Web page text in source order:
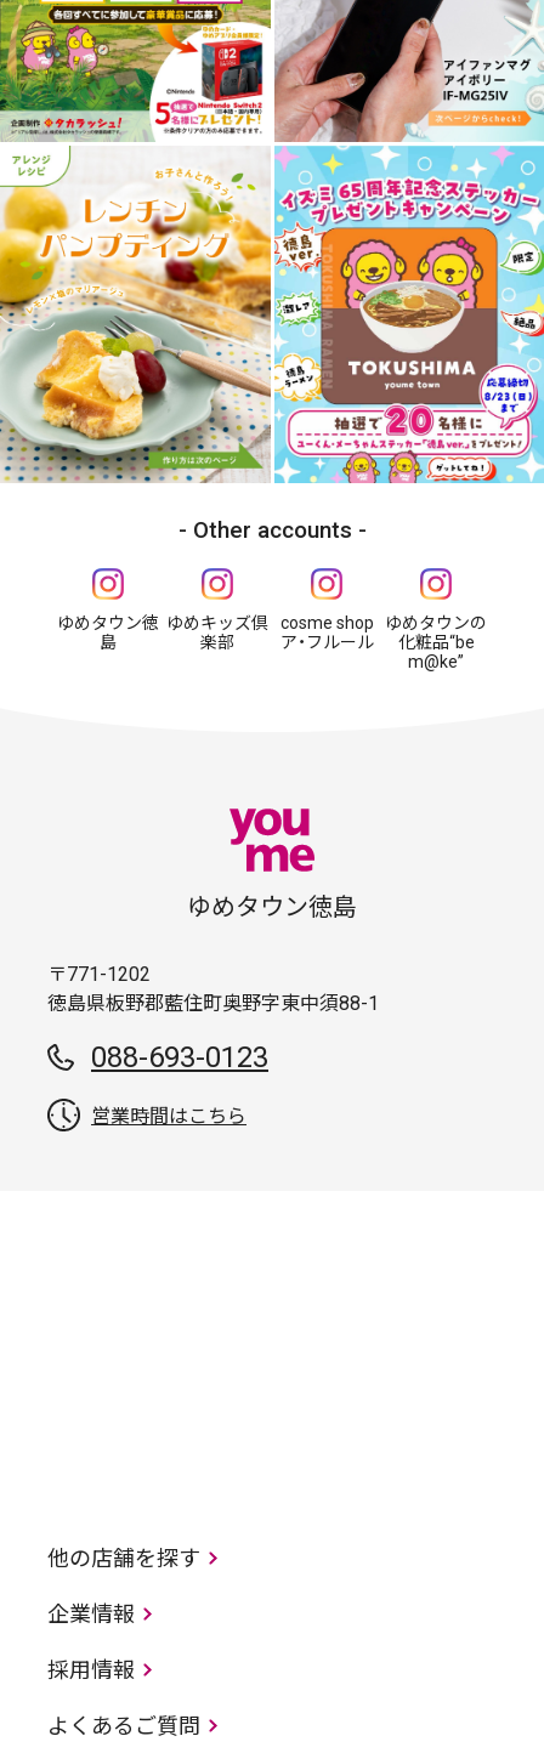
Other accounts
ゆめタウン徳
島
ゆめキッズ倶
楽部
cosme shop
ア・フルール
ゆめタウンの
化粧品“be
m@ke”
ゆめタウン徳島
〒771-1202
徳島県板野郡藍住町奥野字東中須88-1
088-693-0123
営業時間はこちら
他の店舗を探す
企業情報
採用情報
よくあるご質問